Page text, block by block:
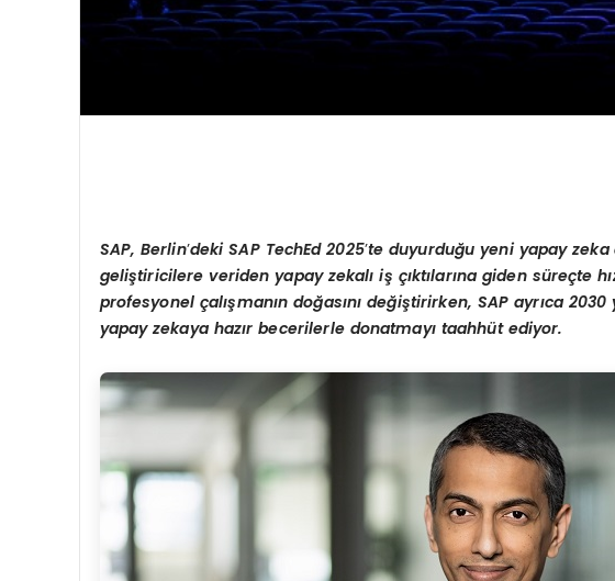
SAP, Berlin’deki SAP TechEd 2025’te duyurduğu yeni yapay
geliştiricilere veriden yapay zekalı iş çıktılarına giden süreçte
profesyonel çalışmanın doğasını değiştirirken, SAP ayrıca
yapay zekaya hazır becerilerle donatmayı taahhüt ediyor.